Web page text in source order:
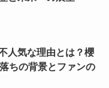
人気な理由とは？櫻
ちの背景とファンの